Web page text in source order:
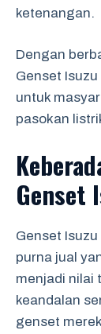
ketenangan.
Dengan
Genset
untuk
pasokan
Genset
Genset
purna jual
menjadi nilai
keandalan
genset